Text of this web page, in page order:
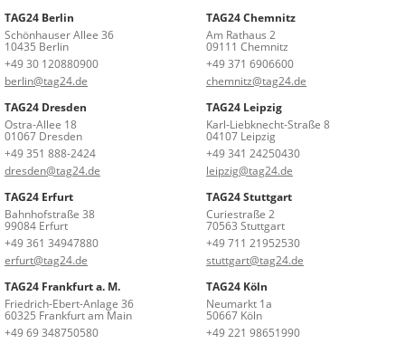
TAG24 Berlin
Schönhauser Allee 36
10435 Berlin
+49 30 120880900
berlin@tag24.de
TAG24 Chemnitz
Am Rathaus 2
09111 Chemnitz
+49 371 6906600
chemnitz@tag24.de
TAG24 Dresden
Ostra-Allee 18
01067 Dresden
+49 351 888-2424
dresden@tag24.de
TAG24 Leipzig
Karl-Liebknecht-Straße 8
04107 Leipzig
+49 341 24250430
leipzig@tag24.de
TAG24 Erfurt
Bahnhofstraße 38
99084 Erfurt
+49 361 34947880
erfurt@tag24.de
TAG24 Stuttgart
Curiestraße 2
70563 Stuttgart
+49 711 21952530
stuttgart@tag24.de
TAG24 Frankfurt a. M.
Friedrich-Ebert-Anlage 36
60325 Frankfurt am Main
+49 69 348750580
TAG24 Köln
Neumarkt 1a
50667 Köln
+49 221 98651990